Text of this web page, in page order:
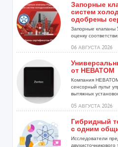
Запорные
систем
одобрены
Запорные клапаны
оценку соответствия
06 АВГУСТА 2026
от НЕВАТОМ
Компания НЕВАТОМ
сенсорный пульт
вытяжных
05 АВГУСТА 2026
Гибридный
с одним
Исследователи